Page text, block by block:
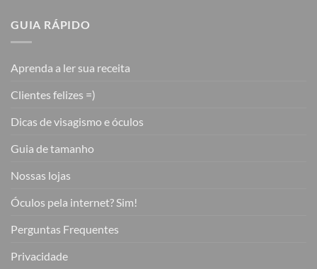
GUIA RÁPIDO
Aprenda a ler sua receita
Clientes felizes =)
Dicas de visagismo e óculos
Guia de tamanho
Nossas lojas
Óculos pela internet? Sim!
Perguntas Frequentes
Privacidade